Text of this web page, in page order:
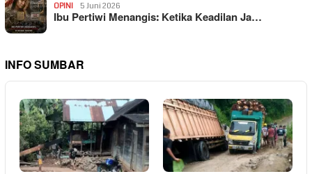
OPINI 5 Juni 2026
Ibu Pertiwi Menangis: Ketika Keadilan Ja…
INFO SUMBAR